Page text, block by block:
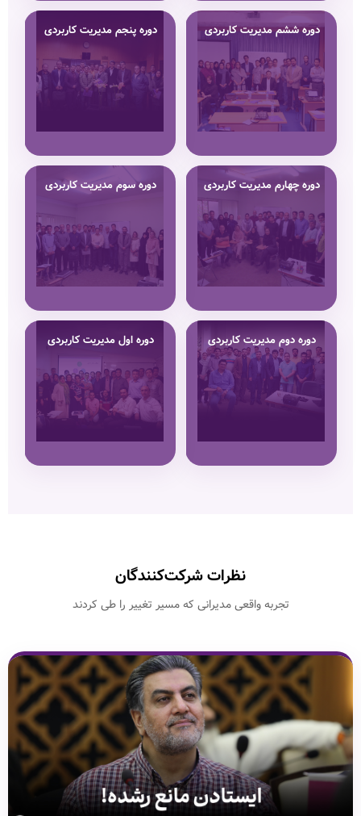
دوره ششم مدیریت کاربردی دوره پنجم مدیریت کاربردی
دوره چهارم مدیریت کاربردی دوره سوم مدیریت کاربردی
دوره دوم مدیریت کاربردی دوره اول مدیریت کاربردی
نظرات شرکت‌کنندگان
تجربه واقعی مدیرانی که مسیر تغییر را طی کردند